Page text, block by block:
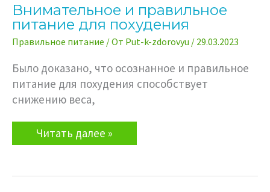
Внимательное и правильное
питание для похудения
Правильное питание / От Put-k-zdorovyu / 29.03.2023
Было доказано, что осознанное и правильное
питание для похудения способствует
снижению веса,
Внимательное
и
для
Читать далее »